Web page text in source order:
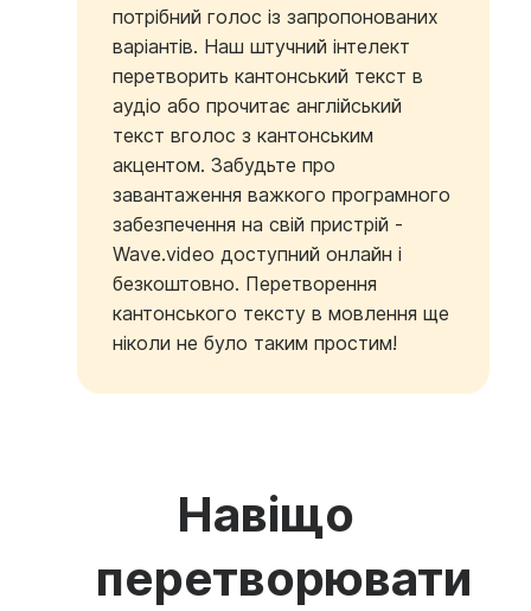
потрібний голос із запропонованих
варіантів. Наш штучний інтелект
перетворить кантонський текст в
аудіо або прочитає англійський
текст вголос з кантонським
акцентом. Забудьте про
завантаження важкого програмного
забезпечення на свій пристрій -
Wave.video доступний онлайн і
безкоштовно. Перетворення
кантонського тексту в мовлення ще
ніколи не було таким простим!
Навіщо
перетворювати